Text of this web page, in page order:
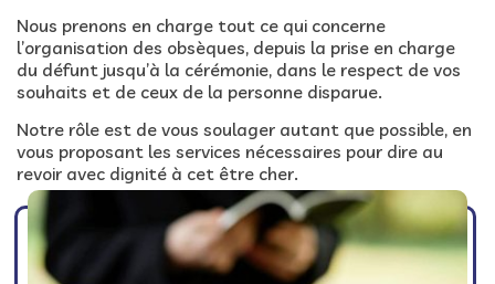
Nous prenons en charge tout ce qui concerne
l’organisation des obsèques, depuis la prise en charge
du défunt jusqu’à la cérémonie, dans le respect de vos
souhaits et de ceux de la personne disparue.
Notre rôle est de vous soulager autant que possible, en
vous proposant les services nécessaires pour dire au
revoir avec dignité à cet être cher.